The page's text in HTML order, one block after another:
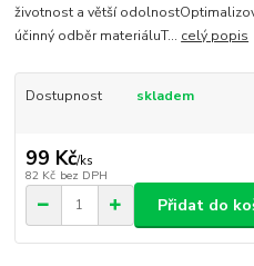
životnost a větší
účinný odběr materiáluT... celý popis
Dostupnost skladem
99 Kč/ks
82 Kč bez DPH
Přidat do